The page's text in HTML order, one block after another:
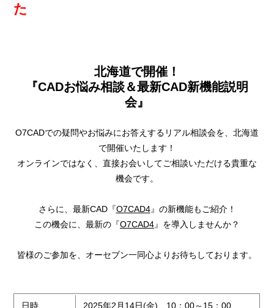
た
北海道で開催！
『CADお悩み相談＆最新CAD新機能説明
会』
O7CADでの疑問やお悩みにお答えするリアル相談会を、北海道
で開催いたします！
オンラインではなく、直接お会いしてご相談いただける貴重な
機会です。
さらに、最新CAD『O7CAD4』の新機能もご紹介！
この機会に、最新の『O7CAD4』を導入しませんか？
皆様のご参加を、オーセブン一同心よりお待ちしております。
日時 2025年2月14日(金) 10：00～15：00